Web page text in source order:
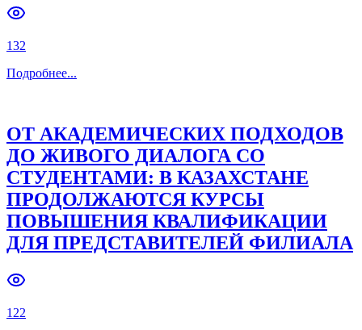
132
Подробнее...
ОТ АКАДЕМИЧЕСКИХ ПОДХОДОВ
ДО ЖИВОГО ДИАЛОГА СО
СТУДЕНТАМИ: В КАЗАХСТАНЕ
ПРОДОЛЖАЮТСЯ КУРСЫ
ПОВЫШЕНИЯ КВАЛИФИКАЦИИ
ДЛЯ ПРЕДСТАВИТЕЛЕЙ ФИЛИАЛА
122